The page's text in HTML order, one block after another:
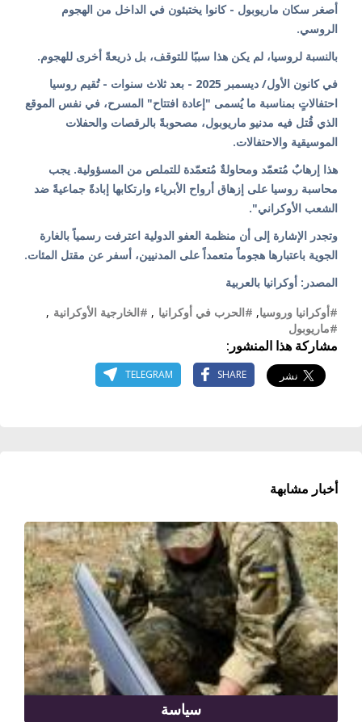
أصغر سكان ماريوبول - كانوا يختبئون في الداخل من الهجوم
الروسي.
بالنسبة لروسيا، لم يكن هذا سببًا للتوقف، بل ذريعةً أخرى للهجوم.
في كانون الأول/ ديسمبر 2025 - بعد ثلاث سنوات - تُقيم روسيا
احتفالاتٍ بمناسبة ما يُسمى "إعادة افتتاح" المسرح، في نفس الموقع
الذي قُتل فيه مدنيو ماريوبول، مصحوبةً بالرقصات والحفلات
الموسيقية والاحتفالات.
هذا إرهابٌ مُتعمّد ومحاولةٌ مُتعمّدة للتملص من المسؤولية. يجب
محاسبة روسيا على إزهاق أرواح الأبرياء وارتكابها إبادةً جماعيةً ضد
الشعب الأوكراني".
وتجدر الإشارة إلى أن منظمة العفو الدولية اعترفت رسمياً بالغارة
الجوية باعتبارها هجوماً متعمداً على المدنيين، أسفر عن مقتل المئات.
المصدر: أوكرانيا بالعربية
#أوكرانيا وروسيا, #الحرب في أوكرانيا , #الخارجية الأوكرانية ,
#ماريوبول
مشاركة هذا المنشور:
SHARE
TELEGRAM
أخبار مشابهة
سياسة